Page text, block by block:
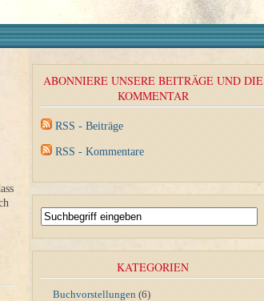
ABONNIERE UNSERE BEITRÄGE UND DIE
KOMMENTAR
RSS - Beiträge
RSS - Kommentare
KATEGORIEN
Buchvorstellungen (6)